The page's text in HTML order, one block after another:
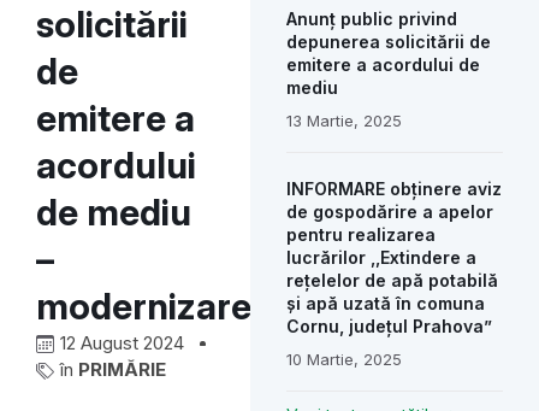
solicitării
de
emitere a
acordului
de mediu
–
modernizare pod Câmpinița
12 August 2024
în PRIMĂRIE
Anunț public privind
depunerea solicitării de
emitere a acordului de
mediu
13 Martie, 2025
INFORMARE obținere aviz
de gospodărire a apelor
pentru realizarea
lucrărilor ,,Extindere a
rețelelor de apă potabilă
și apă uzată în comuna
Cornu, județul Prahova”
10 Martie, 2025